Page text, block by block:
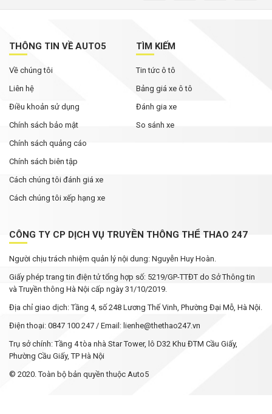
THÔNG TIN VỀ AUTO5
Về chúng tôi
Liên hệ
Điều khoản sử dụng
Chính sách bảo mật
Chính sách quảng cáo
Chính sách biên tập
Cách chúng tôi đánh giá xe
Cách chúng tôi xếp hạng xe
TÌM KIẾM
Tin tức ô tô
Bảng giá xe ô tô
Đánh gia xe
So sánh xe
CÔNG TY CP DỊCH VỤ TRUYỀN THÔNG THỂ THAO 247
Người chịu trách nhiệm quản lý nội dung: Nguyễn Huy Hoàn.
Giấy phép trang tin điện tử tổng hợp số: 5219/GP-TTĐT do Sở Thông tin
và Truyền thông Hà Nội cấp ngày 31/10/2019.
Địa chỉ giao dịch: Tầng 4, số 248 Lương Thế Vinh, Phường Đại Mỗ, Hà Nội.
Điện thoại: 0847 100 247 / Email: lienhe@thethao247.vn
Trụ sở chính: Tầng 4 tòa nhà Star Tower, lô D32 Khu ĐTM Cầu Giấy,
Phường Cầu Giấy, TP Hà Nội
© 2020. Toàn bộ bản quyền thuộc Auto5